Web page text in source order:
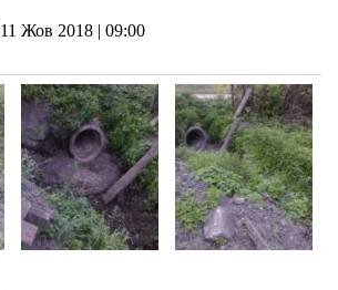
11 Жов 2018 | 09:00